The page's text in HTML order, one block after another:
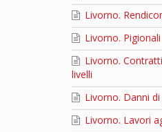
Livorno.
Livorno. Pigionali
Livorno.
livelli
Livorno. Danni
Livorno. Lavori